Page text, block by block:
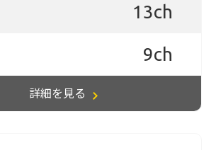
13ch
9ch
詳細を見る